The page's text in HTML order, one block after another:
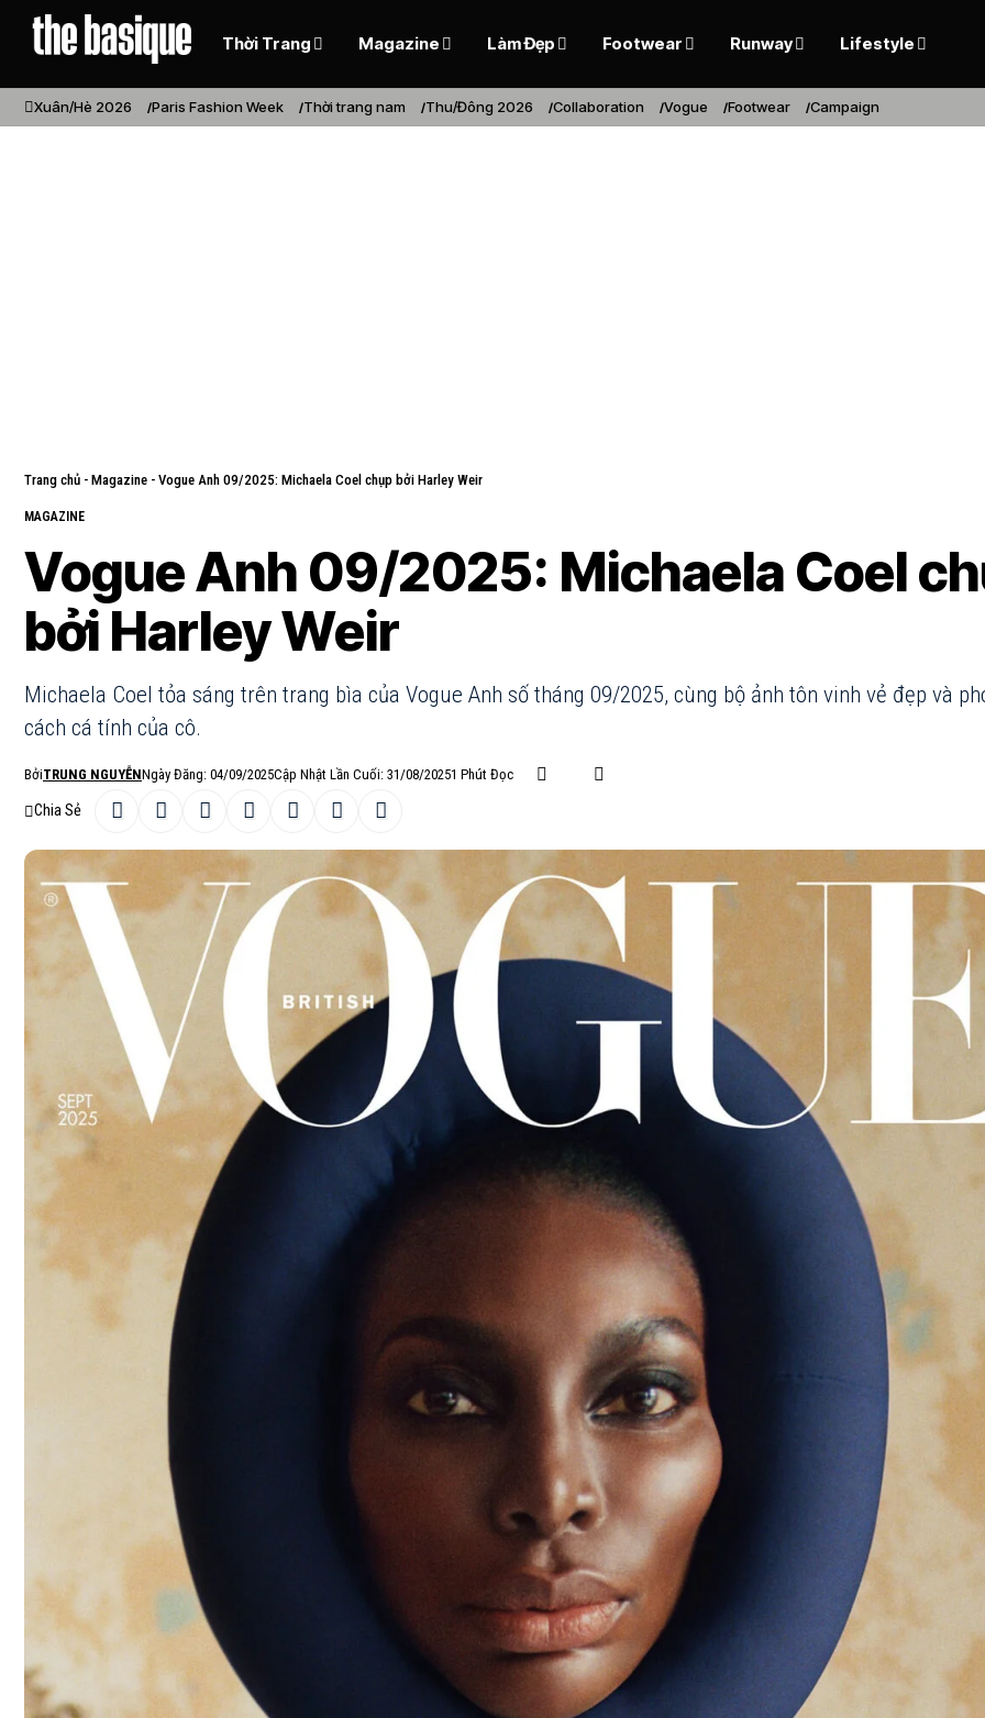
Thời Trang Magazine Làm Đẹp Footwear Runway Lifestyle
Xuân/Hè 2026 Paris Fashion Week Thời trang nam Thu/Đông 2026 Collaboration Vogue Footwear Campaign
Trang chủ - Magazine - Vogue Anh 09/2025: Michaela Coel chụp bởi Harley Weir
MAGAZINE
Vogue Anh 09/2025: Michaela Coel
bởi Harley Weir
Michaela Coel tỏa sáng trên trang bìa của Vogue Anh số tháng 09/2025, cùng bộ ảnh tôn vinh vẻ đẹp và
cách cá tính của cô.
BởiTRUNG NGUYỄNNgày Đăng: 04/09/2025Cập Nhật Lần Cuối: 31/08/20251 Phút Đọc
Chia Sẻ